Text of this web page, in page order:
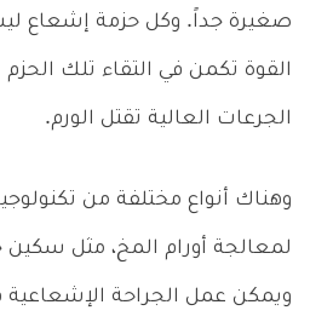
صغيرة جداً. وكل حزمة إشعاع
القوة تكمن في التقاء تلك
الجرعات العالية تقتل الورم.
وهناك أنواع مختلفة من
لمعالجة أورام المخ، مثل
ويمكن عمل الجراحة الإشعاعية